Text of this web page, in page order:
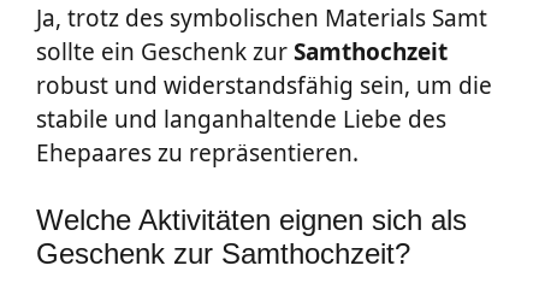
Ja, trotz des symbolischen Materials Samt
sollte ein Geschenk zurSamthochzeit
robust und widerstandsfähig sein, um die
stabile und langanhaltende Liebe des
Ehepaares zu repräsentieren.
Welche Aktivitäten eignen sich als
Geschenk zur Samthochzeit?